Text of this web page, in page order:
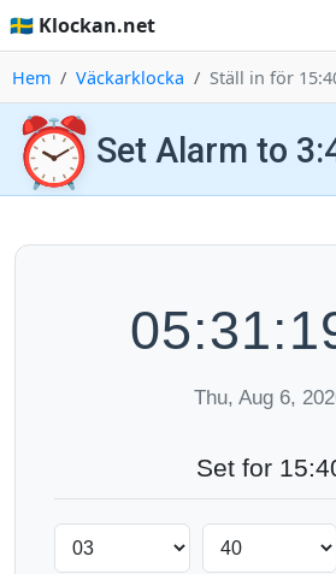
🇸🇪 Klockan.net
Hem Väckarklocka Ställ in för
⏰ Set Alarm to
Thu, Aug 6,
Set for